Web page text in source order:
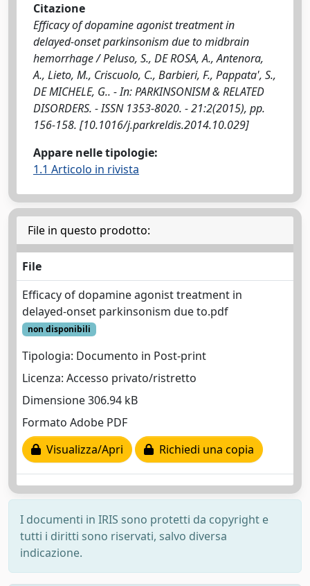
Citazione
Efficacy of dopamine agonist treatment in
delayed-onset parkinsonism due to midbrain
hemorrhage / Peluso, S., DE ROSA, A., Antenora,
A., Lieto, M., Criscuolo, C., Barbieri, F., Pappata', S.,
DE MICHELE, G.. - In: PARKINSONISM & RELATED
DISORDERS. - ISSN 1353-8020. - 21:2(2015), pp.
156-158. [10.1016/j.parkreldis.2014.10.029]
Appare nelle tipologie:
1.1 Articolo in rivista
File in questo prodotto:
File
Efficacy of dopamine agonist treatment in
delayed-onset parkinsonism due to.pdf
non disponibili
Tipologia: Documento in Post-print
Licenza: Accesso privato/ristretto
Dimensione 306.94 kB
Formato Adobe PDF
Visualizza/Apri
Richiedi una copia
I documenti in IRIS sono protetti da copyright e
tutti i diritti sono riservati, salvo diversa
indicazione.